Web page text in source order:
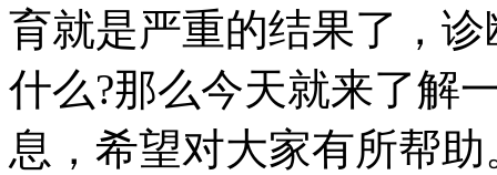
育就是严重的结果了，
什么?那么今天就来了解
息，希望对大家有所帮助